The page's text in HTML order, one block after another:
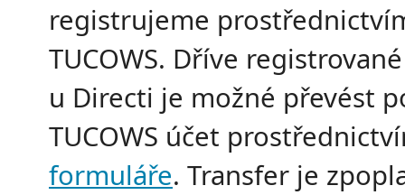
registrujeme
TUCOWS. Dříve
u Directi je možné převést
TUCOWS účet
formuláře. Transfer je